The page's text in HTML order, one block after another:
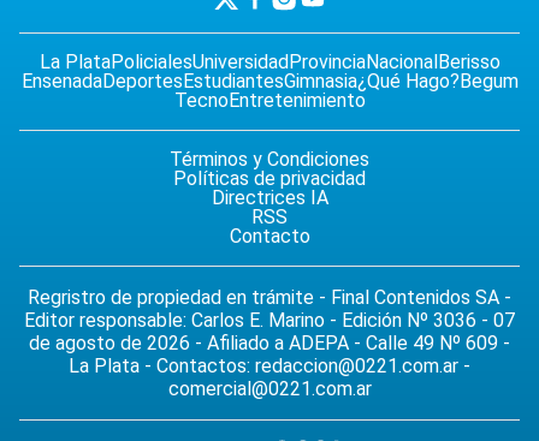
La PlataPolicialesUniversidadProvinciaNacionalBerisso
EnsenadaDeportesEstudiantesGimnasia¿Qué Hago?Begum
TecnoEntretenimiento
Términos y Condiciones
Políticas de privacidad
Directrices IA
RSS
Contacto
Regristro de propiedad en trámite - Final Contenidos SA -
Editor responsable: Carlos E. Marino - Edición Nº 3036 - 07
de agosto de 2026 - Afiliado a ADEPA - Calle 49 Nº 609 -
La Plata - Contactos: redaccion@0221.com.ar -
comercial@0221.com.ar